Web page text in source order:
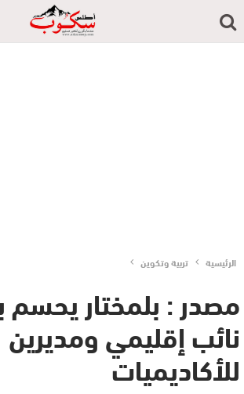
الرئيسية تربية وتكوين
نائب إقليمي ومديرين
للأكاديميات